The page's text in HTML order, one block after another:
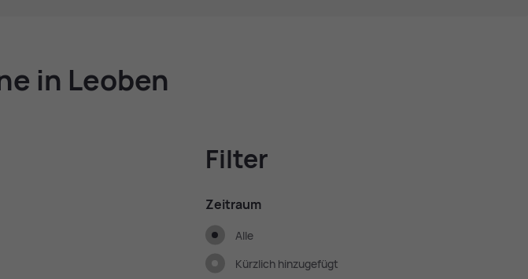
in Leo­ben
Fil­ter
Zeit­raum
Alle
Kürzlich hinzugefügt